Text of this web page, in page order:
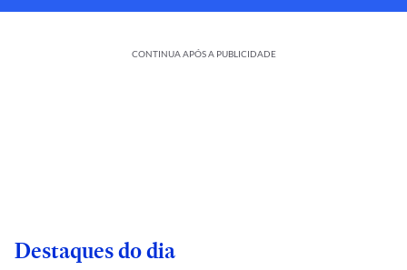
CONTINUA APÓS A PUBLICIDADE
Destaques do dia